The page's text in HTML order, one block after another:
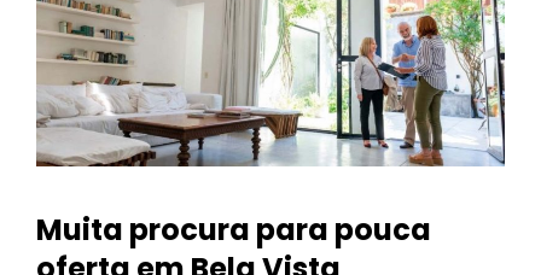
Muita procura para pouca